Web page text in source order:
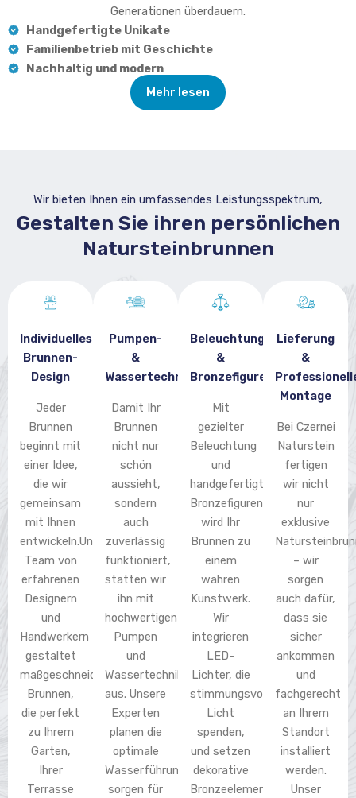
Generationen überdauern.
Handgefertigte Unikate
Familienbetrieb mit Geschichte
Nachhaltig und modern
Mehr lesen
Wir bieten Ihnen ein umfassendes Leistungsspektrum,
Gestalten Sie ihren persönlichen
Natursteinbrunnen
Individuelles
Brunnen-
Design
Jeder
Brunnen
beginnt mit
einer Idee,
die wir
gemeinsam
mit Ihnen
entwickeln.Unser
Team von
erfahrenen
Designern
und
Handwerkern
gestaltet
maßgeschneiderte
Brunnen,
die perfekt
zu Ihrem
Garten,
Ihrer
Terrasse
Pumpen-
&
Wassertechnik
Damit Ihr
Brunnen
nicht nur
schön
aussieht,
sondern
auch
zuverlässig
funktioniert,
statten wir
ihn mit
hochwertigen
Pumpen
und
Wassertechnik
aus. Unsere
Experten
planen die
optimale
Wasserführung,
sorgen für
Beleuchtung
&
Bronzefiguren
Mit
gezielter
Beleuchtung
und
handgefertigten
Bronzefiguren
wird Ihr
Brunnen zu
einem
wahren
Kunstwerk.
Wir
integrieren
LED-
Lichter, die
stimmungsvolles
Licht
spenden,
und setzen
dekorative
Bronzeelemente
Lieferung
&
Montage
Bei Czernei
Naturstein
fertigen
wir nicht
nur
exklusive
– wir
sorgen
auch dafür,
dass sie
sicher
ankommen
und
fachgerecht
an Ihrem
Standort
installiert
werden.
Unser